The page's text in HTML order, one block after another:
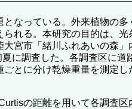
なっている。外来植物の
れる。本研究の目的は、
宮市「緒川ふれあいの森
に調査した。各調査区に
とに分け乾燥重量を測定
の距離を用いて各調査